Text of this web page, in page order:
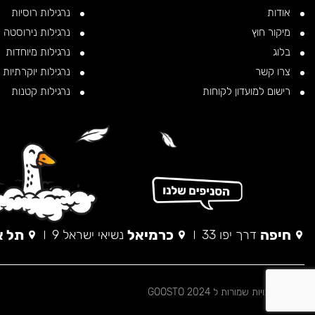
אודות
מיקור חוץ
בלוג
צרו קשר
רישום למועדון לקוחות
נרגילות רוסיות
נרגילות נירוסטה
נרגילות מיוחדות
נרגילות יוקרתיות
נרגילות קטנות
חיפה דרך יפו 33 כרמיאל נשיאי ישראל 9 תל
© כל הזכויות שמורות ל 2024 GOOSTO